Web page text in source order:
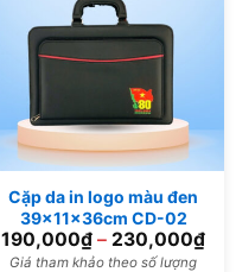
Cặp da in logo màu đen
39x11x36cm CD-02
190,000₫ – 230,000₫
Giá tham khảo theo số lượng